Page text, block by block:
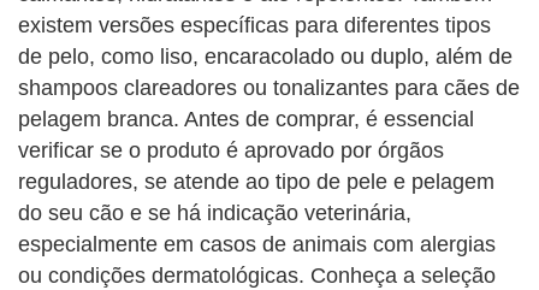
existem versões específicas para diferentes tipos
de pelo, como liso, encaracolado ou duplo, além de
shampoos clareadores ou tonalizantes para cães de
pelagem branca. Antes de comprar, é essencial
verificar se o produto é aprovado por órgãos
reguladores, se atende ao tipo de pele e pelagem
do seu cão e se há indicação veterinária,
especialmente em casos de animais com alergias
ou condições dermatológicas. Conheça a seleção